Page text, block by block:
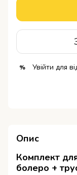
% Увійти для
Опис
Комплект
болеро +